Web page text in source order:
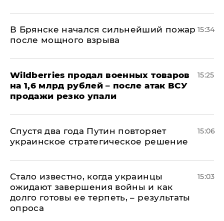
В Брянске начался сильнейший пожар
после мощного взрыва
15:34
​Wildberries продал военных товаров
на 1,6 млрд рублей – после атак ВСУ
продажи резко упали
15:25
Спустя два года Путин повторяет
украинское стратегическое решение
15:06
Стало известно, когда украинцы
ожидают завершения войны и как
долго готовы ее терпеть, – результаты
опроса
15:03